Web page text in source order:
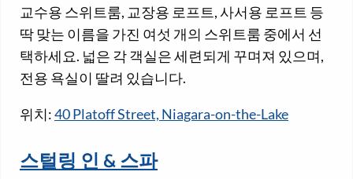
교수용 스위트룸, 교장용 로프트, 사서용 로프트 등
딱 맞는 이름을 가진 여섯 개의 스위트룸 중에서 선
택하세요. 넓은 각 객실은 세련되게 꾸며져 있으며,
전용 욕실이 딸려 있습니다.
위치:40 Platoff Street, Niagara-on-the-Lake
스털링 인 & 스파